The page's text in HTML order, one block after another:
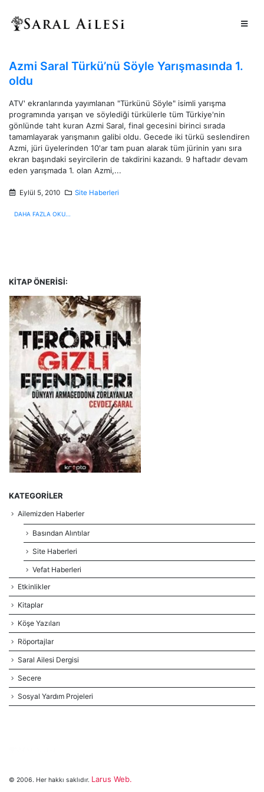
Azmi Saral Türkü’nü Söyle Yarışmasında 1.
oldu
ATV' ekranlarında yayımlanan "Türkünü Söyle" isimli yarışma
programında yarışan ve söylediği türkülerle tüm Türkiye'nin
gönlünde taht kuran Azmi Saral, final gecesini birinci sırada
tamamlayarak yarışmanın galibi oldu. Gecede iki türkü seslendiren
Azmi, jüri üyelerinden 10'ar tam puan alarak tüm jürinin yanı sıra
ekran başındaki seyircilerin de takdirini kazandı. 9 haftadır devam
eden yarışmada 1. olan Azmi,...
Eylül 5, 2010 Site Haberleri
DAHA FAZLA OKU...
KITAP ÖNERISI:
KATEGORILER
Ailemizden Haberler
Basından Alıntılar
Site Haberleri
Vefat Haberleri
Etkinlikler
Kitaplar
Köşe Yazıları
Röportajlar
Saral Ailesi Dergisi
Secere
Sosyal Yardım Projeleri
© 2006. Her hakkı saklıdır. Larus Web.